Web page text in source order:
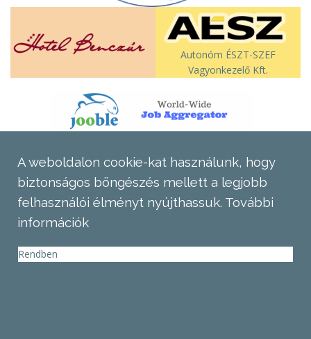
Autonóm ÉSZT-SZEF
Vagyonkezelő Kft.
A weboldalon cookie-kat használunk, hogy
biztonságos böngészés mellett a legjobb
felhasználói élményt nyújthassuk. További
információk
Rendben